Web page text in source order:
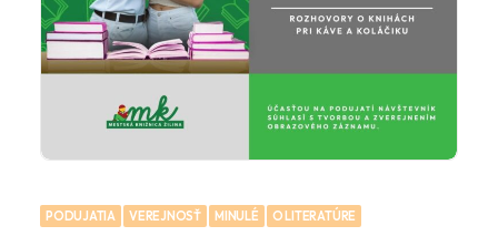
PODUJATIA VEREJNOSŤ MINULÉ O LITERATÚRE